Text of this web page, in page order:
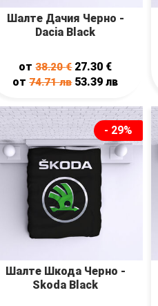
Шалте Дачия Черно -
Dacia Black
от38.20€ 27.30 €
от74.71лв 53.39лв
- 29%
Шалте Шкода Черно -
Skoda Black